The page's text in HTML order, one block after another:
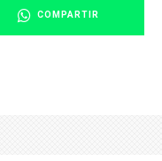
COMPARTIR